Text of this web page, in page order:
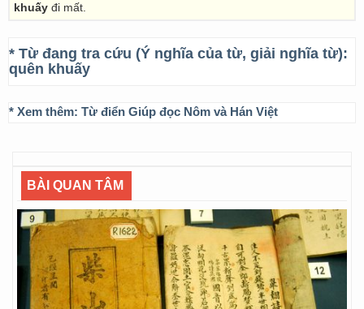
khuấy đi mất.
* Từ đang tra cứu (Ý nghĩa của từ, giải nghĩa từ):
quên khuấy
* Xem thêm: Từ điển Giúp đọc Nôm và Hán Việt
BÀI QUAN TÂM